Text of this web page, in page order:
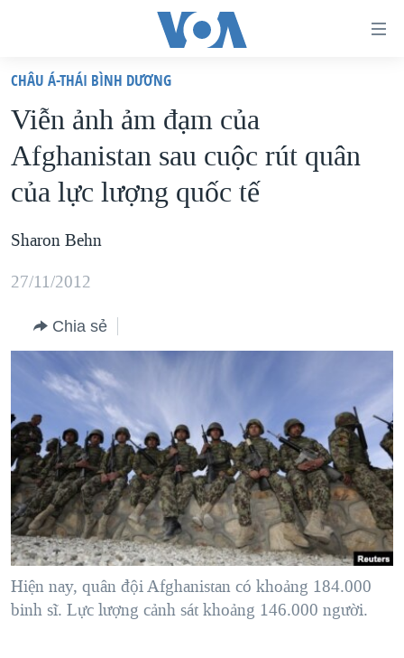
truy
cập
Tới
nội
chính
điều
hướng
chính
"Tìm"
VIỆT NAM
HOA KỲ
BIỂN ĐÔNG
THẾ GIỚI
DIỄN ĐÀN
MỤC
VẠCH TRẦN TIN GIẢ
NGƯỜI VIỆT HẢI NGOẠI
ĐỜI SỐNG
KINH TẾ
KHOA HỌC
SỨC KHOẺ
VĂN HOÁ
THỂ THAO
CHUYÊN ĐỀ
CHIẾN TRANH THƯƠNG MẠI CỦA MỸ: QUÁ KHỨ VÀ HIỆN
HÀNH TRÌNH BẦU CỬ 2024
MỘT NĂM CHIẾN TRANH TẠI DẢI GAZA
GIẢI MÃ VÀNH ĐAI & CON ĐƯỜNG
NGÀY TỊ NẠN THẾ GIỚI
GROUND ZERO – XƯA VÀ NAY
HỌC TIẾNG ANH
VIDEO
NGHE
MẠNG XÃ HỘI
Ngôn ngữ khác
CHÂU Á-THÁI BÌNH DƯƠNG
Viễn ảnh ảm đạm của
Afghanistan sau cuộc rút quân
của lực lượng quốc tế
Sharon Behn
27/11/2012
Chia sẻ
Hiện nay, quân đội Afghanistan có khoảng 184.000
binh sĩ. Lực lượng cảnh sát khoảng 146.000 người.